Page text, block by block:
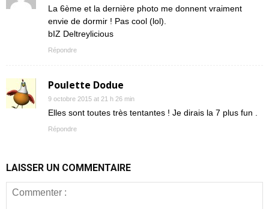
La 6ème et la dernière photo me donnent vraiment
envie de dormir ! Pas cool (lol).
bIZ Deltreylicious
Répondre
Poulette Dodue
9 octobre 2015 at 21 h 26 min
Elles sont toutes très tentantes ! Je dirais la 7 plus fun .
Répondre
LAISSER UN COMMENTAIRE